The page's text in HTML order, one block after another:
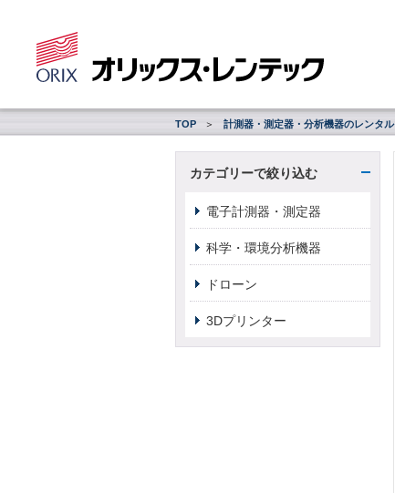
TOP 計測器・測定器・分析機器のレンタル
カテゴリーで絞り込む
電子計測器・測定器
科学・環境分析機器
ドローン
3Dプリンター